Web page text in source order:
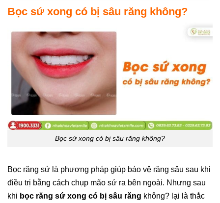
Bọc sứ xong có bị sâu răng không?
Bọc sứ xong có bị sâu răng không?
Bọc răng sứ là phương pháp giúp bảo vệ răng sâu sau khi
điều trị bằng cách chụp mão sứ ra bên ngoài. Nhưng sau
khi bọc răng sứ xong có bị sâu răng không? lại là thắc